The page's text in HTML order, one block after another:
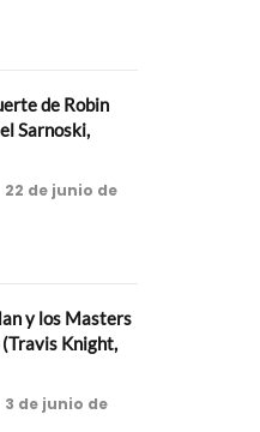
de Robin
Sarnoski,
22 de junio de
y los Masters
Knight,
3 de junio de